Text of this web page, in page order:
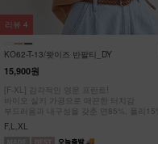
KO62-T-13/왓이즈 반팔티_DY
15,900원
[F-XL] 감각적인 영문 프린트!
바이오 실키 가공으로 매끈한 터치감
부드러움과 내구성을 갖춘 면85%, 폴리15%
#NAK MADE.
F,L,XL
리뷰 4